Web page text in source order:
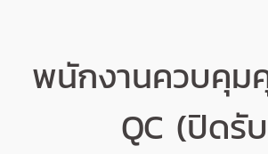
พนักงานควบคุ
QC (ปิดรั